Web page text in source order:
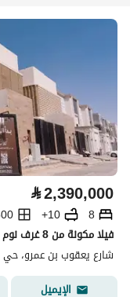
⃁2,390,000
8
10+
فيلا مكونة من 8 غرف نوم للبيع في الريمال، الرياض
شارع يعقوب بن عمرو، حي
الإيميل